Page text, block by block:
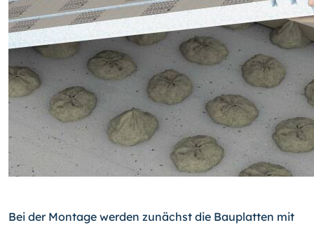
Bei der Montage werden zunächst die Bauplatten mit